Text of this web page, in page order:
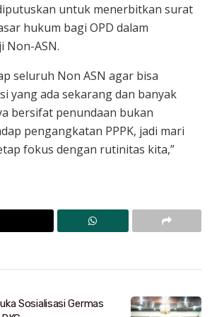
untuk menerbitkan surat
hukum bagi OPD dalam
Non-ASN.
seluruh Non ASN agar bisa
yang ada sekarang dan banyak
bersifat penundaan bukan
pengangkatan PPPK, jadi mari
fokus dengan rutinitas kita,”
Sosialisasi Germas